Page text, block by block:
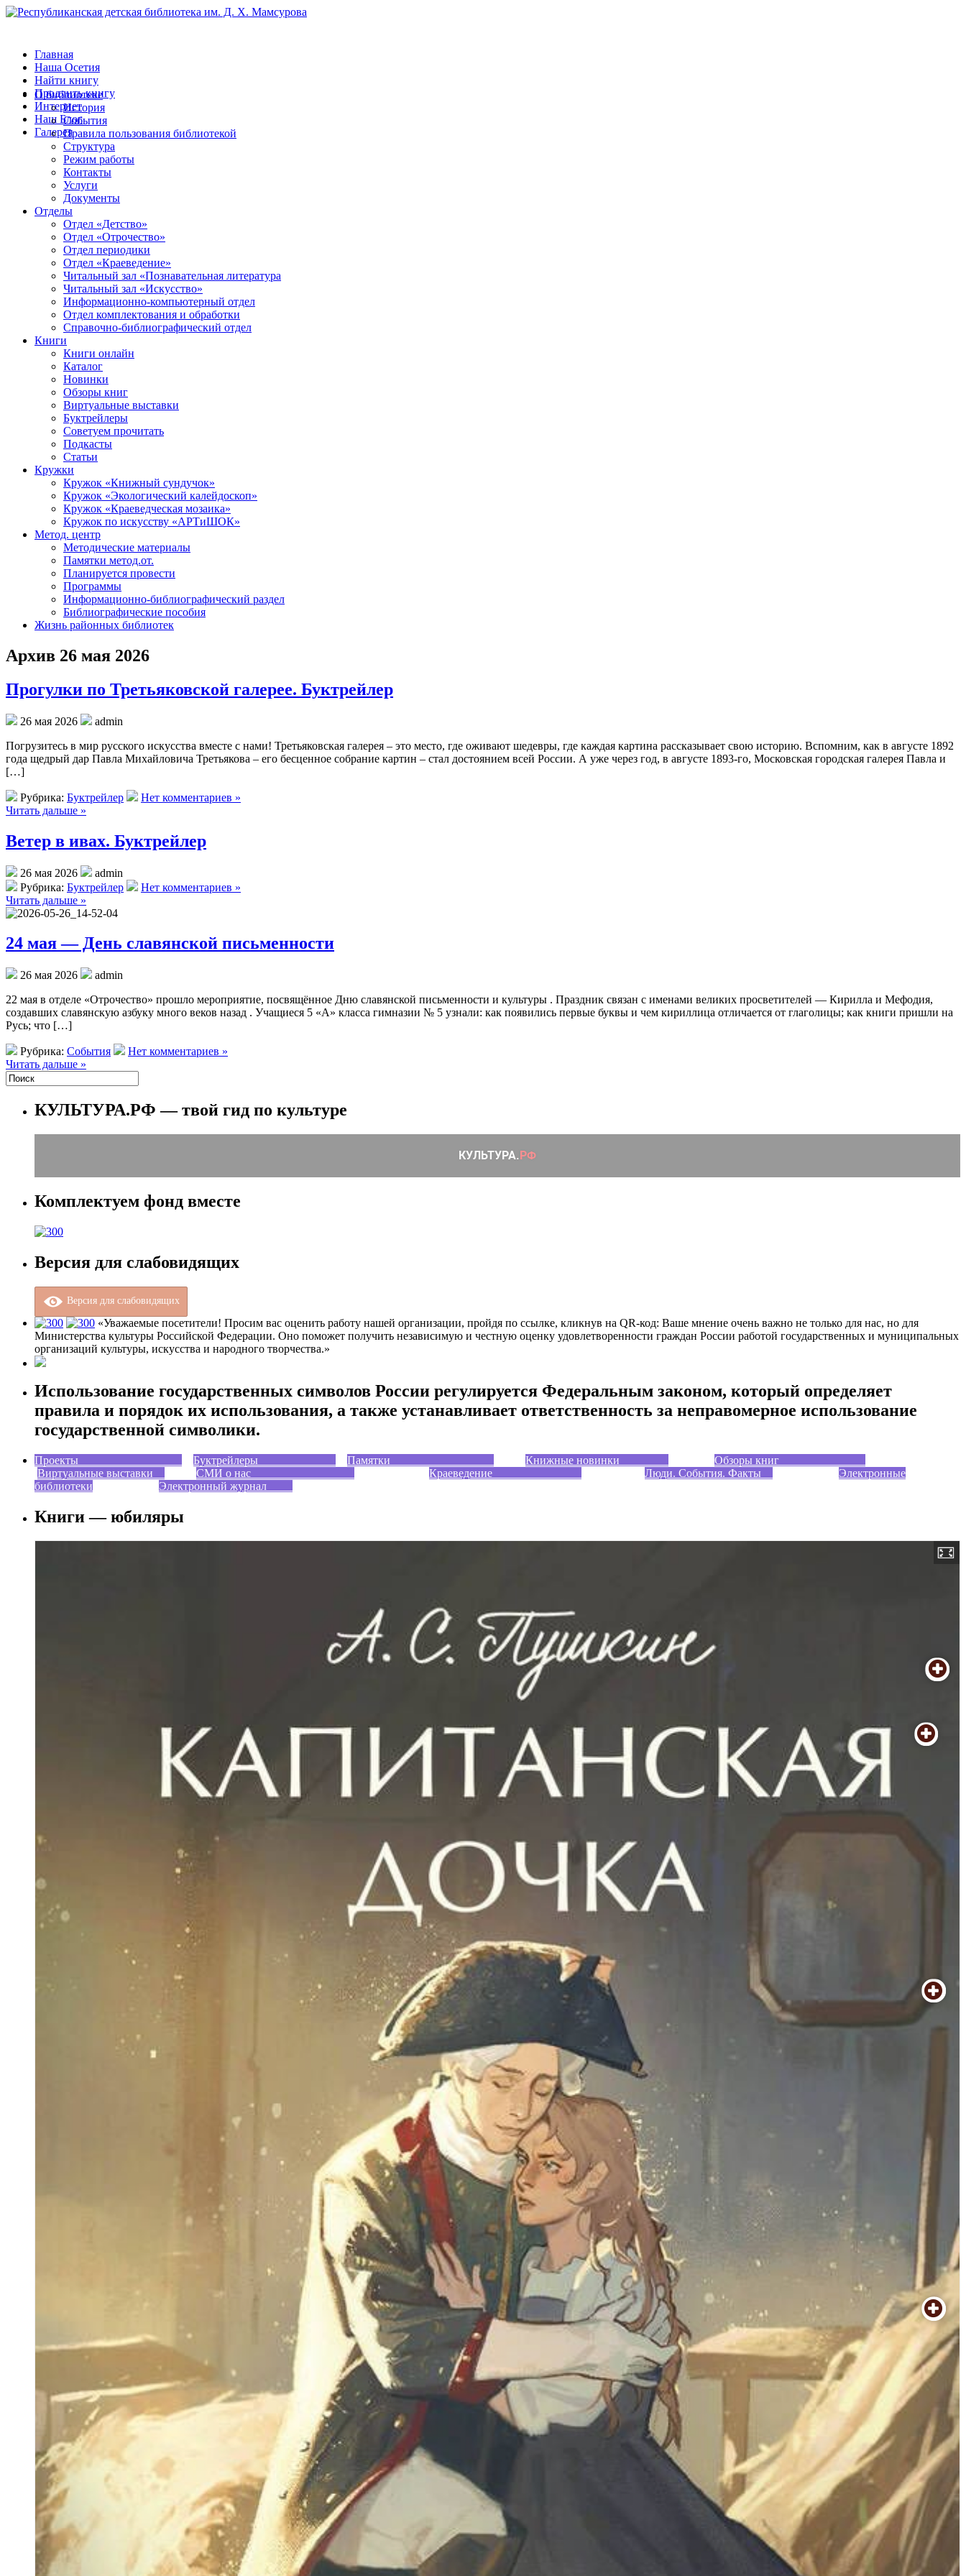
Главная
Наша Осетия
Найти книгу
Продлить книгу
Интернет
Наш Блог
Галерея
О библиотеке
История
События
Правила пользования библиотекой
Структура
Режим работы
Контакты
Услуги
Документы
Отделы
Отдел «Детство»
Отдел «Отрочество»
Отдел периодики
Отдел «Краеведение»
Читальный зал «Познавательная литература
Читальный зал «Искусство»
Информационно-компьютерный отдел
Отдел комплектования и обработки
Справочно-библиографический отдел
Книги
Книги онлайн
Каталог
Новинки
Обзоры книг
Виртуальные выставки
Буктрейлеры
Советуем прочитать
Подкасты
Статьи
Кружки
Кружок «Книжный сундучок»
Кружок «Экологический калейдоскоп»
Кружок «Краеведческая мозаика»
Кружок по искусству «АРТиШОК»
Метод. центр
Методические материалы
Памятки метод.от.
Планируется провести
Программы
Информационно-библиографический раздел
Библиографические пособия
Жизнь районных библиотек
Архив 26 мая 2026
Прогулки по Третьяковской галерее. Буктрейлер
26 мая 2026
admin
Погрузитесь в мир русского искусства вместе с нами! Третьяковская галерея – это место, где оживают шедевры, где каждая картина рассказывает свою историю. Вспомним, как в августе 1892
года щедрый дар Павла Михайловича Третьякова – его бесценное собрание картин – стал достоянием всей России. А уже через год, в августе 1893-го, Московская городская галерея Павла и
[…]
Рубрика: Буктрейлер
Нет комментариев »
Читать дальше »
Ветер в ивах. Буктрейлер
26 мая 2026
admin
Рубрика: Буктрейлер
Нет комментариев »
Читать дальше »
24 мая — День славянской письменности
26 мая 2026
admin
22 мая в отделе «Отрочество» прошло мероприятие, посвящённое Дню славянской письменности и культуры . Праздник связан с именами великих просветителей — Кирилла и Мефодия,
создавших славянскую азбуку много веков назад . Учащиеся 5 «А» класса гимназии № 5 узнали: как появились первые буквы и чем кириллица отличается от глаголицы; как книги пришли на
Русь; что […]
Рубрика: События
Нет комментариев »
Читать дальше »
КУЛЬТУРА.РФ — твой гид по культуре
Комплектуем фонд вместе
Версия для слабовидящих
Версия для слабовидящих
«Уважаемые посетители! Просим вас оценить работу нашей организации, пройдя по ссылке, кликнув на QR-код: Ваше мнение очень важно не только для нас, но для
Министерства культуры Российской Федерации. Оно поможет получить независимую и честную оценку удовлетворенности граждан России работой государственных и муниципальных
организаций культуры, искусства и народного творчества.»
Использование государственных символов России регулируется Федеральным законом, который определяет
правила и порядок их использования, а также устанавливает ответственность за неправомерное использование
государственной символики.
Проекты Буктрейлеры Памятки Книжные новинки
Обзоры книг
Виртуальные выставки
СМИ о нас Краеведение Люди. События. Факты
Электронные
библиотеки
Электронный журнал
Книги — юбиляры